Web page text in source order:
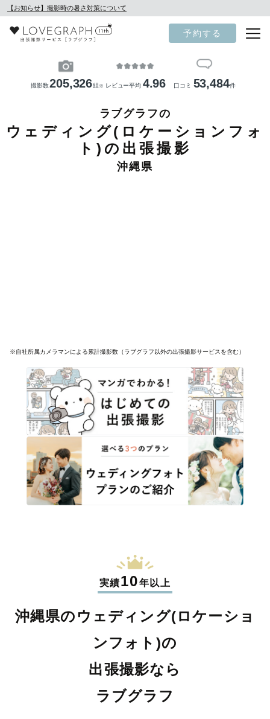
【お知らせ】撮影時の暑さ対策について
予約する
撮影数205,326組 ※ レビュー平均 4.96 口コミ 53,484件
ラブグラフの
ウェディング(ロケーションフォ
ト)の出張撮影
沖縄県
※自社所属カメラマンによる累計撮影数（ラブグラフ以外の出張撮影サービスを含む）
実績10年以上
沖縄県のウェディング(ロケーショ
ンフォト)の
出張撮影なら
ラブグラフ